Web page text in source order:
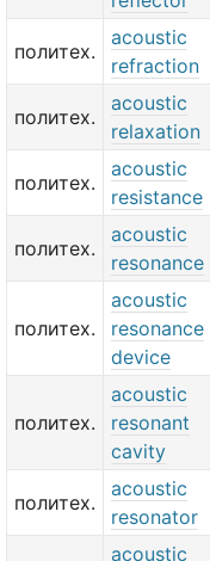
политех.
acoustic
refraction
политех.
acoustic
relaxation
политех.
acoustic
resistance
политех.
acoustic
resonance
политех.
acoustic
resonance
device
политех.
acoustic
resonant
cavity
политех.
acoustic
resonator
acoustic